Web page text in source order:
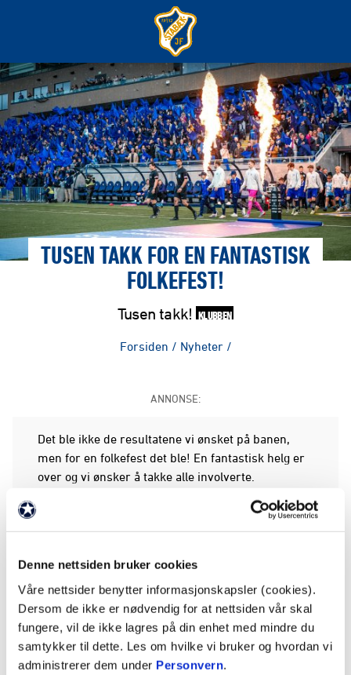
Denne nettsiden bruker cookies
Våre nettsider benytter informasjonskapsler (cookies).
Dersom de ikke er nødvendig for at nettsiden vår skal
fungere, vil de ikke lagres på din enhet med mindre du
samtykker til dette. Les om hvilke vi bruker og hvordan vi
administrerer dem under Personvern.
TUSEN TAKK FOR EN FANTASTISK
FOLKEFEST!
Tusen takk! KLUBBEN
Forsiden / Nyheter /
ANNONSE:
Det ble ikke de resultatene vi ønsket på banen,
men for en folkefest det ble! En fantastisk helg er
over og vi ønsker å takke alle involverte.
tilskuerrekord for oss i Toppserien, til fullsatt
Nadderud.
Vi takker alle som tok turen for bidragene, for
tålmodigheten, og for positiviteten.
Vi ønsker dere hjertelig velkommen tilbake til Nye